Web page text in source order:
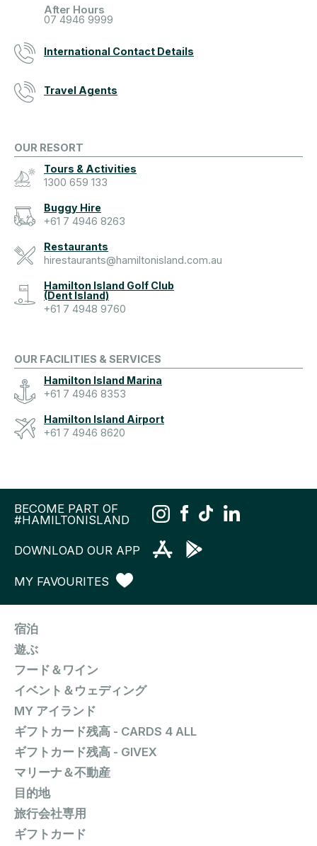
After Hours
07 4946 9999
International Contact Details
Travel Agents
OUR RESORT
Tours & Activities
1300 659 133
Buggy Hire
+61 7 4946 8263
Restaurants
hirestaurants@hamiltonisland.com.au
Hamilton Island Golf Club
(Dent Island)
+61 7 4948 9760
OUR FACILITIES & SERVICES
Hamilton Island Marina
+61 7 4946 8353
Hamilton Island Airport
+61 7 4946 8620
BECOME PART OF
#HAMILTONISLAND
DOWNLOAD OUR APP
MY FAVOURITES
宿泊
遊ぶ
フード＆ワイン
イベント＆ウェディング
MY アイランド
ギフトカード残高 - CARDS 4 ALL
ギフトカード残高 - GIVEX
マリーナ＆不動産
目的地
旅行会社専用
ギフトカード